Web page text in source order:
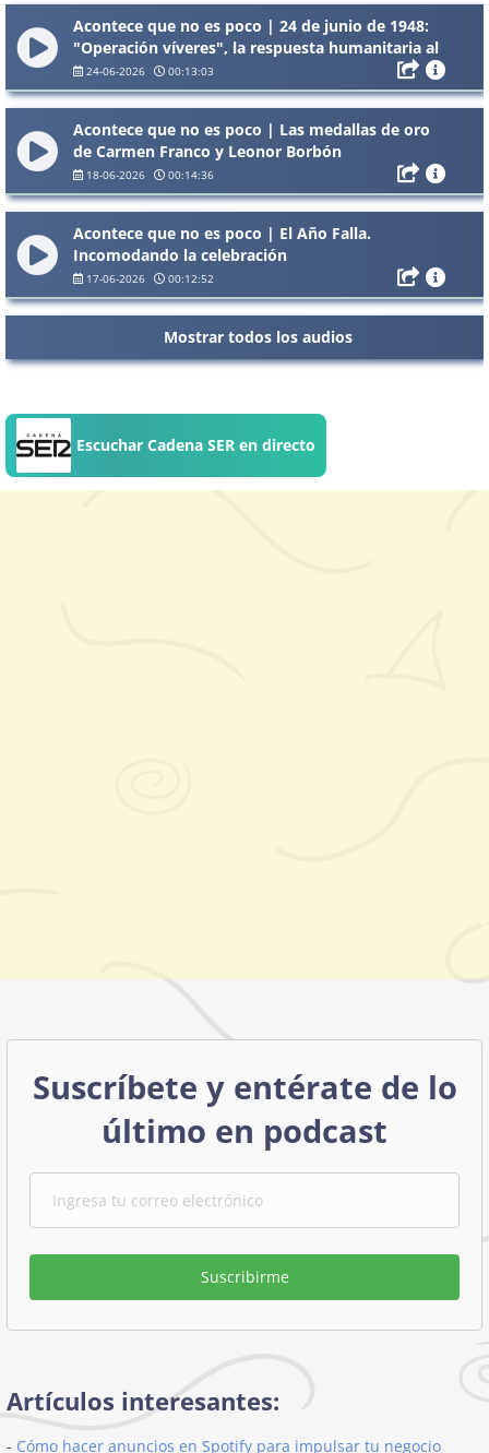
Acontece que no es poco | 24 de junio de 1948:
"Operación víveres", la respuesta humanitaria al
bloqueo de Berlín
24-06-2026 00:13:03
Acontece que no es poco | Las medallas de oro
de Carmen Franco y Leonor Borbón
18-06-2026 00:14:36
Acontece que no es poco | El Año Falla.
Incomodando la celebración
17-06-2026 00:12:52
Mostrar todos los audios
Escuchar Cadena SER en directo
Suscríbete y entérate de lo
último en podcast
Suscribirme
Artículos interesantes:
- Cómo hacer anuncios en Spotify para impulsar tu negocio